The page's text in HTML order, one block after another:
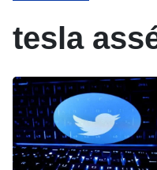
tesla